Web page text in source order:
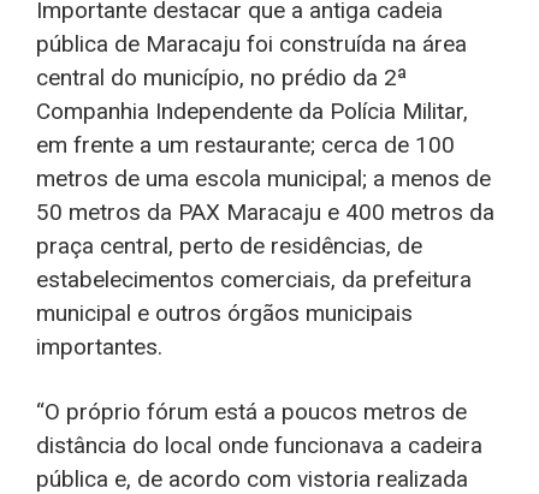
Importante destacar que a antiga cadeia
pública de Maracaju foi construída na área
central do município, no prédio da 2ª
Companhia Independente da Polícia Militar,
em frente a um restaurante; cerca de 100
metros de uma escola municipal; a menos de
50 metros da PAX Maracaju e 400 metros da
praça central, perto de residências, de
estabelecimentos comerciais, da prefeitura
municipal e outros órgãos municipais
importantes.
“O próprio fórum está a poucos metros de
distância do local onde funcionava a cadeira
pública e, de acordo com vistoria realizada